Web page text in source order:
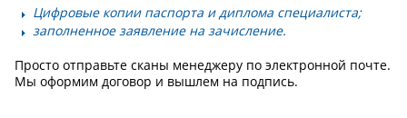
Цифровые копии паспорта и диплома специалиста;
заполненное заявление на зачисление.
Просто отправьте сканы менеджеру по электронной почте.
Мы оформим договор и вышлем на подпись.